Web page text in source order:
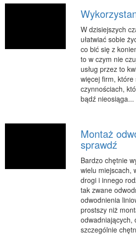
Informatyczne
Restauracje, Catering
Adwokaci, Porady Prawne
Sprzątanie, Porządkowanie
Dietetyka, Odchudzanie
W dzisiejszych
ułatwiać sobie
co bić się z
to w czym nie
usług przez to
więcej firm, które
czynnościach,
bądź nieosiąga...
Montaż
sprawdź
Bardzo chętnie
wielu miejscach,
drogi i innego
tak zwane
odwodnienia
prostszy niż
odwadniających,
szczególnie